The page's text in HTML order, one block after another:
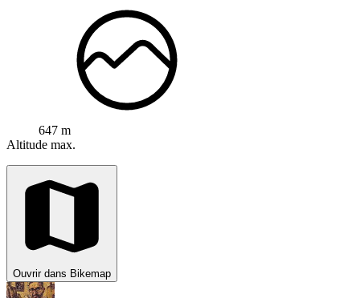
647 m
Altitude max.
Ouvrir dans Bikemap